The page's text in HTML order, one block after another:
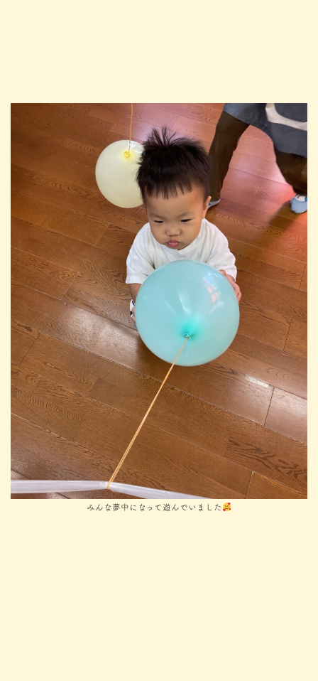
みんな夢中になって遊んでいました